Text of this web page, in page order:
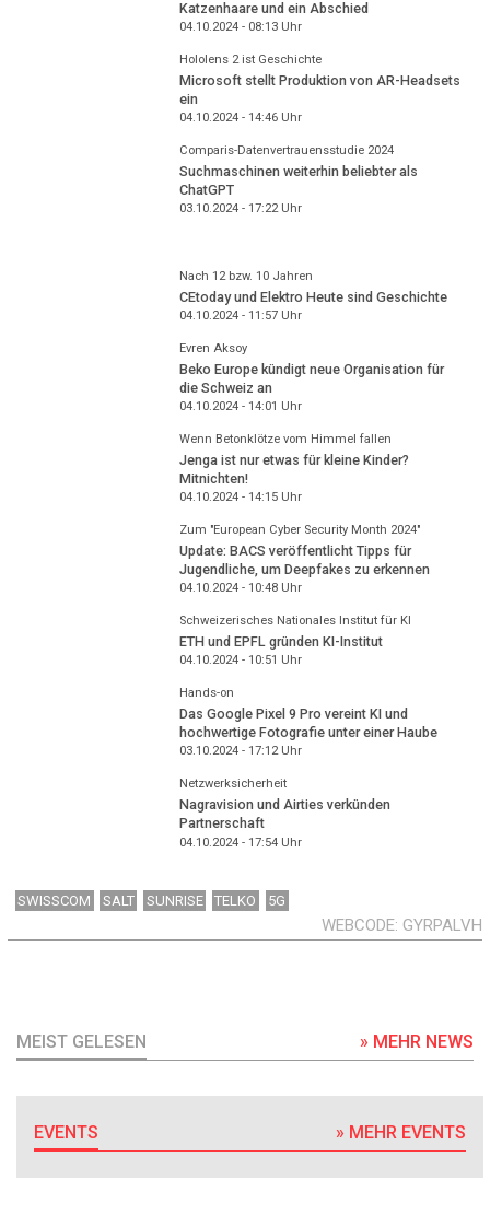
Katzenhaare und ein Abschied
04.10.2024 - 08:13Uhr
Hololens 2 ist Geschichte
Microsoft stellt Produktion von AR-Headsets
ein
04.10.2024 - 14:46Uhr
Comparis-Datenvertrauensstudie 2024
Suchmaschinen weiterhin beliebter als
ChatGPT
03.10.2024 - 17:22Uhr
Nach 12 bzw. 10 Jahren
CEtoday und Elektro Heute sind Geschichte
04.10.2024 - 11:57Uhr
Evren Aksoy
Beko Europe kündigt neue Organisation für
die Schweiz an
04.10.2024 - 14:01 Uhr
Wenn Betonklötze vom Himmel fallen
Jenga ist nur etwas für kleine Kinder?
Mitnichten!
04.10.2024 - 14:15Uhr
Zum "European Cyber Security Month 2024"
Update: BACS veröffentlicht Tipps für
Jugendliche, um Deepfakes zu erkennen
04.10.2024 - 10:48Uhr
Schweizerisches Nationales Institut für KI
ETH und EPFL gründen KI-Institut
04.10.2024 - 10:51 Uhr
Hands-on
Das Google Pixel 9 Pro vereint KI und
hochwertige Fotografie unter einer Haube
03.10.2024 - 17:12Uhr
Netzwerksicherheit
Nagravision und Airties verkünden
Partnerschaft
04.10.2024 - 17:54Uhr
SWISSCOM SALT SUNRISE TELKO 5G
WEBCODE GYRPALVH
MEIST GELESEN » MEHR NEWS
EVENTS » MEHR EVENTS